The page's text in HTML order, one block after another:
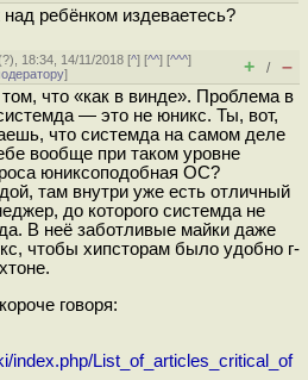
ребёнком издеваетесь?
?), 18:34, 14/11/2018 [^] [^^] [^^^]
] + / –
что «как в винде». Проблема в
— это не юникс. Ты, вот,
что системда на самом деле
вообще при таком уровне
юниксоподобная ОС?
там внутри уже есть отличный
до которого системда не
В неё заботливые майки даже
чтобы хипсторам было удобно г-
говоря:
index.php/List_of_articles_critical_of